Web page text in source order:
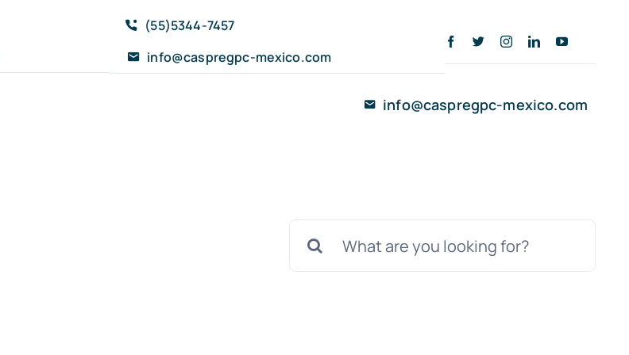
(55)5344-7457
info@caspregpc-mexico.com
info@caspregpc-mexico.com